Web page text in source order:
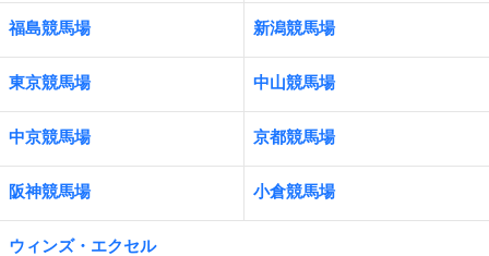
福島競馬場 新潟競馬場
東京競馬場 中山競馬場
中京競馬場 京都競馬場
阪神競馬場 小倉競馬場
ウィンズ・エクセル